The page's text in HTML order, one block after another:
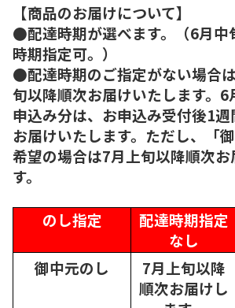
【商品のお届けについて】
●配達時期が選べます。（6月中
時期指定可。）
●配達時期のご指定がない場合
旬以降順次お届けいたします。
申込み分は、お申込み受付後1
お届けいたします。ただし、「
希望の場合は7月上旬以降順次お
す。
のし指定
配達時期指定
なし
御中元のし
7月上旬以降
順次お届けし